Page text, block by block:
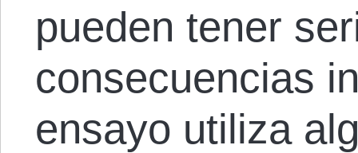
pueden tener
consecuencias
ensayo utiliza